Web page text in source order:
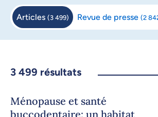
Articles (3 499) Revue de presse (2
3 499 résultats
Ménopause et santé
buccodentaire: un habitat